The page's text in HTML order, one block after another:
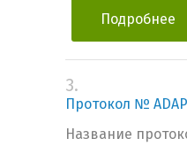
Подробнее
3.
Протокол №
Название